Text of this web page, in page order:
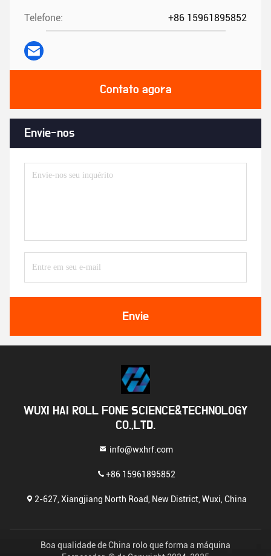
Telefone: +86 15961895852
Contato agora
Envie-nos
Envie
WUXI HAI ROLL FONE SCIENCE&TECHNOLOGY
CO.,LTD.
info@wxhrf.com
+86 15961895852
2-627, Xiangjiang North Road, New District, Wuxi, China
Boa qualidade de China rolo que forma a máquina